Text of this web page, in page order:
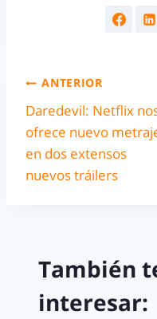
ANTERIOR
Daredevil: Netflix
ofrece nuevo
en dos extensos
nuevos tráilers
También
interesar: